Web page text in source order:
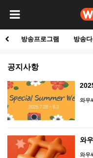
방송프로그램 방송다
공지사항
와우
와
와우